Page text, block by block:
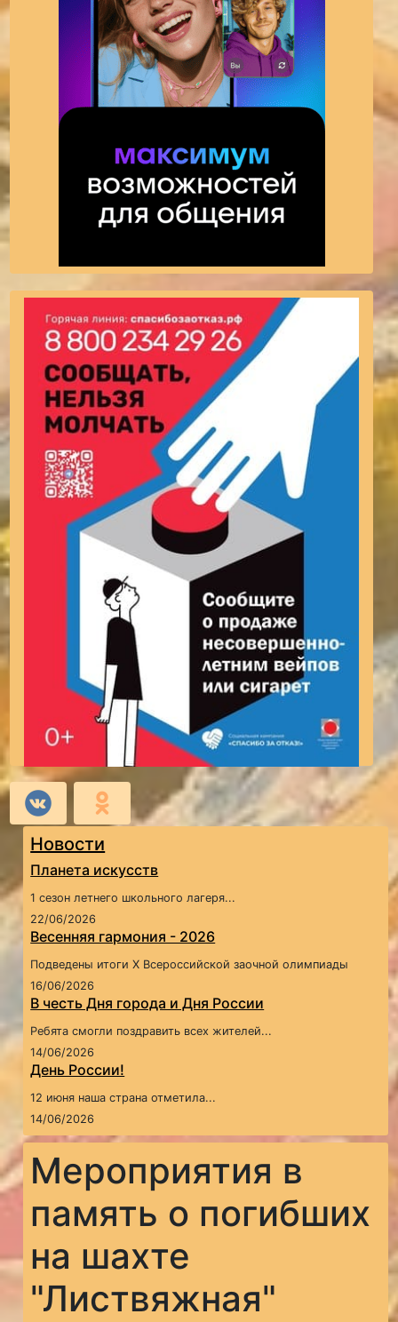
Новости
Планета искусств
1 сезон летнего школьного лагеря...
22/06/2026
Весенняя гармония - 2026
Подведены итоги X Всероссийской заочной олимпиады
16/06/2026
В честь Дня города и Дня России
Ребята смогли поздравить всех жителей...
14/06/2026
День России!
12 июня наша страна отметила...
14/06/2026
Мероприятия в
память о погибших
на шахте
"Листвяжная"